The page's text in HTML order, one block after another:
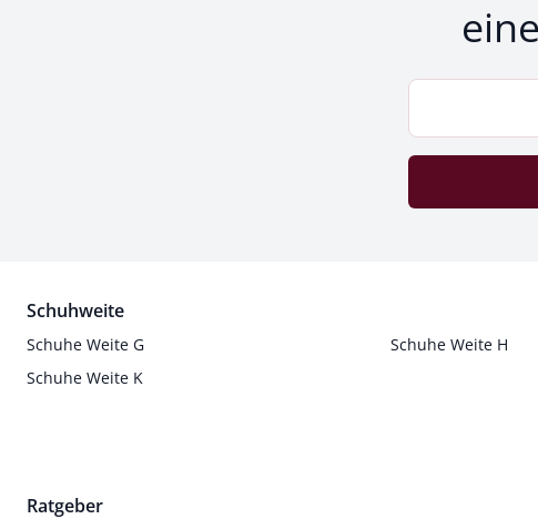
Schuhweite
Schuhe Weite G
Schuhe Weite H
Schuhe Weite K
Ratgeber